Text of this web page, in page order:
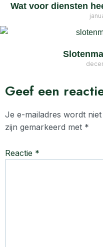
Wat voor diensten
Geef een
Je e-mailadres wordt
zijn gemarkeerd met *
Reactie *